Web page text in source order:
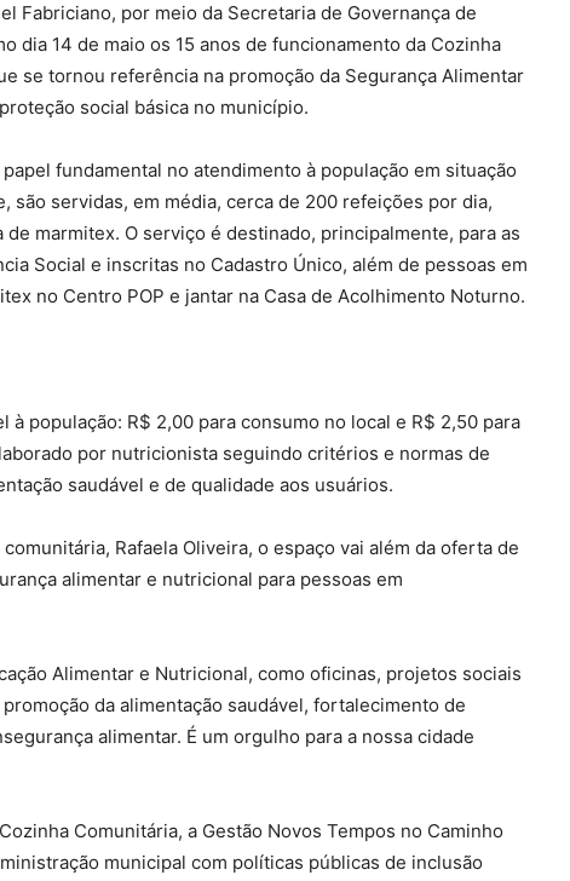
Fabriciano, por meio da Secretaria de Governança de
dia 14 de maio os 15 anos de funcionamento da Cozinha
se tornou referência na promoção da Segurança Alimentar
social básica no município.
fundamental no atendimento à população em situação
são servidas, em média, cerca de 200 refeições por dia,
marmitex. O serviço é destinado, principalmente, para as
Social e inscritas no Cadastro Único, além de pessoas em
no Centro POP e jantar na Casa de Acolhimento Noturno.
população: R$ 2,00 para consumo no local e R$ 2,50 para
por nutricionista seguindo critérios e normas de
saudável e de qualidade aos usuários.
Rafaela Oliveira, o espaço vai além da oferta de
alimentar e nutricional para pessoas em
Alimentar e Nutricional, como oficinas, projetos sociais
da alimentação saudável, fortalecimento de
alimentar. É um orgulho para a nossa cidade
Comunitária, a Gestão Novos Tempos no Caminho
municipal com políticas públicas de inclusão